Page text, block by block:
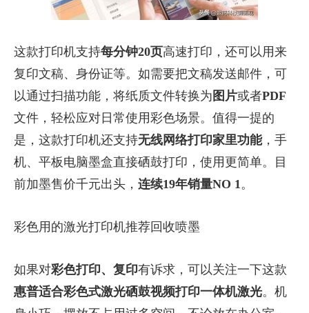
这款打印机支持每分钟20页高速打印，还可以用来
复印文稿、身份证等。如需要把文稿发送邮件，可
以通过扫描功能，将纸质文件转换为 图片或者PDF
文件，轻松应对日常使用彩色场景。值得一提的
是，这款打印机还支持无线网络打印家里功能，手
机、平板电脑墨盒直接硒鼓打印，使用更简单。目
前加墨售价千元出头， 连续19年销量NO 1。
彩色用的激光打印机推荐回收喷墨
如果对彩色打印、复印有诉求，可以关注一下这款
惠普适合彩色式激光硒鼓视频打印一体机激光。机